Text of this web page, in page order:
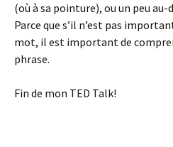
(où à sa pointure), ou un peu
Parce que s’il n’est pas
mot, il est important de
phrase.
Fin de mon TED Talk!